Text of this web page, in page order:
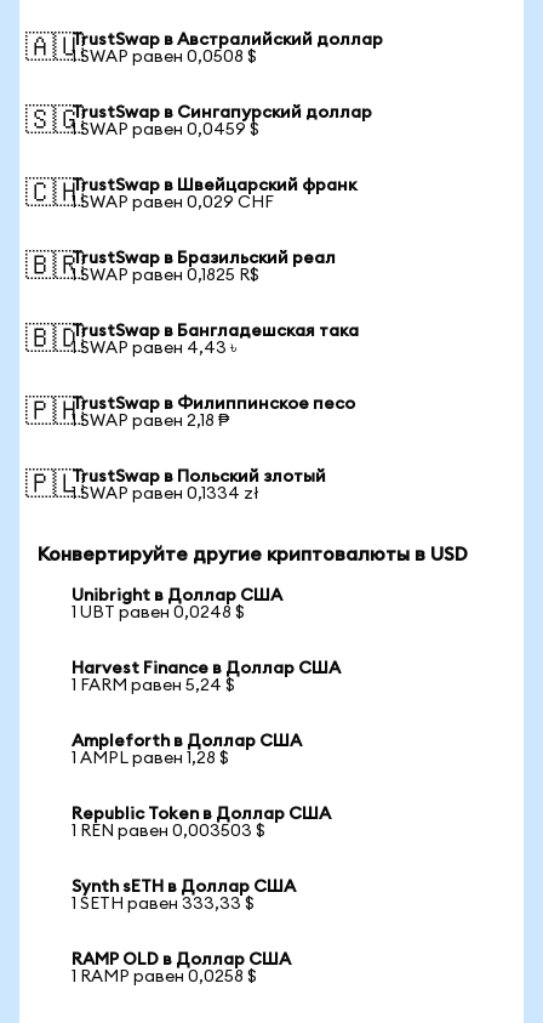
🇦🇺TrustSwap в Австралийский доллар
1 SWAP равен 0,0508 $
🇸🇬TrustSwap в Сингапурский доллар
1 SWAP равен 0,0459 $
🇨🇭TrustSwap в Швейцарский франк
1 SWAP равен 0,029 CHF
🇧🇷TrustSwap в Бразильский реал
1 SWAP равен 0,1825 R$
🇧🇩TrustSwap в Бангладешская така
1 SWAP равен 4,43 ৳
🇵🇭TrustSwap в Филиппинское песо
1 SWAP равен 2,18 ₱
🇵🇱TrustSwap в Польский злотый
1 SWAP равен 0,1334 zł
Конвертируйте другие криптовалюты в USD
Unibright в Доллар США
1 UBT равен 0,0248 $
Harvest Finance в Доллар США
1 FARM равен 5,24 $
Ampleforth в Доллар США
1 AMPL равен 1,28 $
Republic Token в Доллар США
1 REN равен 0,003503 $
Synth sETH в Доллар США
1 SETH равен 333,33 $
RAMP OLD в Доллар США
1 RAMP равен 0,0258 $